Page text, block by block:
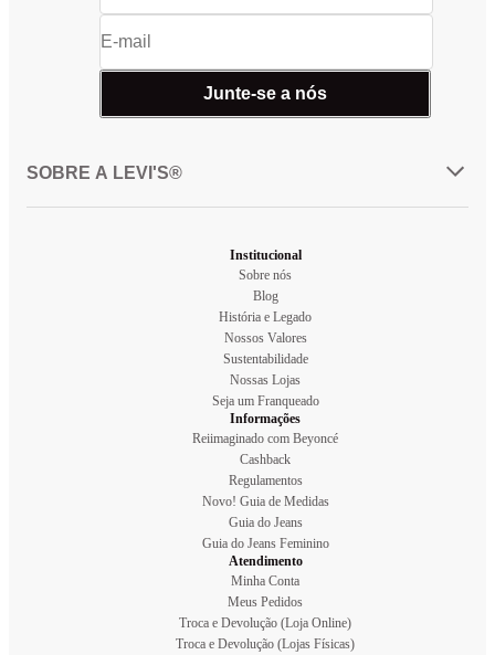
Junte-se a nós
SOBRE A LEVI'S®
Institucional
Sobre nós
Blog
História e Legado
Nossos Valores
Sustentabilidade
Nossas Lojas
Seja um Franqueado
Informações
Reiimaginado com Beyoncé
Cashback
Regulamentos
Novo! Guia de Medidas
Guia do Jeans
Guia do Jeans Feminino
Atendimento
Minha Conta
Meus Pedidos
Troca e Devolução (Loja Online)
Troca e Devolução (Lojas Físicas)